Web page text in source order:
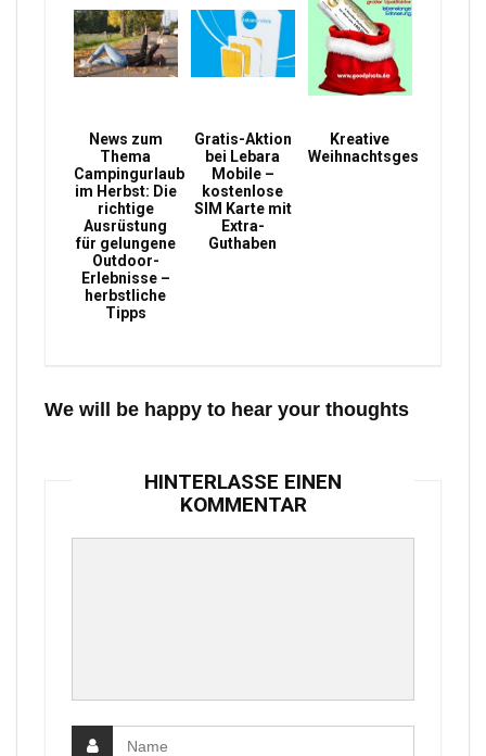
News zum
Thema
Campingurlaub
im Herbst: Die
richtige
Ausrüstung
für gelungene
Outdoor-
Erlebnisse –
herbstliche
Tipps
Gratis-Aktion
bei Lebara
Mobile –
kostenlose
SIM Karte mit
Extra-
Guthaben
Kreative
Weihnachtsgeschenke
We will be happy to hear your thoughts
HINTERLASSE EINEN
KOMMENTAR